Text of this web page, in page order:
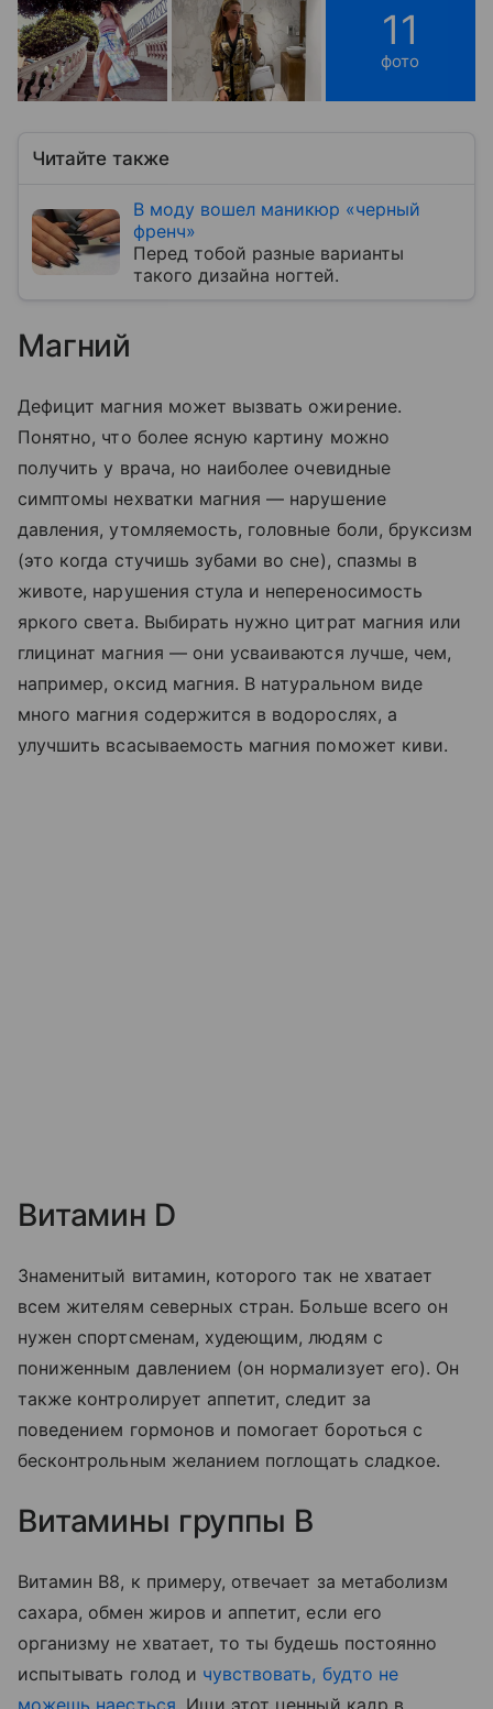
11
фото
Читайте также
В моду вошел маникюр «черный
френч»
Перед тобой разные варианты
такого дизайна ногтей.
Магний
Дефицит магния может вызвать ожирение.
Понятно, что более ясную картину можно
получить у врача, но наиболее очевидные
симптомы нехватки магния — нарушение
давления, утомляемость, головные боли, бруксизм
(это когда стучишь зубами во сне), спазмы в
животе, нарушения стула и непереносимость
яркого света. Выбирать нужно цитрат магния или
глицинат магния — они усваиваются лучше, чем,
например, оксид магния. В натуральном виде
много магния содержится в водорослях, а
улучшить всасываемость магния поможет киви.
Витамин D
Знаменитый витамин, которого так не хватает
всем жителям северных стран. Больше всего он
нужен спортсменам, худеющим, людям с
пониженным давлением (он нормализует его). Он
также контролирует аппетит, следит за
поведением гормонов и помогает бороться с
бесконтрольным желанием поглощать сладкое.
Витамины группы В
Витамин В8, к примеру, отвечает за метаболизм
сахара, обмен жиров и аппетит, если его
организму не хватает, то ты будешь постоянно
испытывать голод и чувствовать, будто не
можешь наесться . Ищи этот ценный кадр в